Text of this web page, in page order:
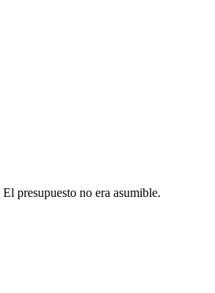
presupuesto no era asumible.